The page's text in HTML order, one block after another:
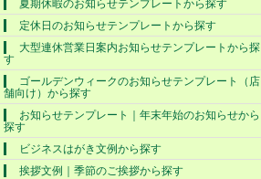
夏期休暇のお知らせテンプレートから探す
定休日のお知らせテンプレートから探す
大型連休営業日案内お知らせテンプレートから探
す
ゴールデンウィークのお知らせテンプレート（店
舗向け）から探す
お知らせテンプレート｜年末年始のお知らせから
探す
ビジネスはがき文例から探す
挨拶文例｜季節のご挨拶から探す